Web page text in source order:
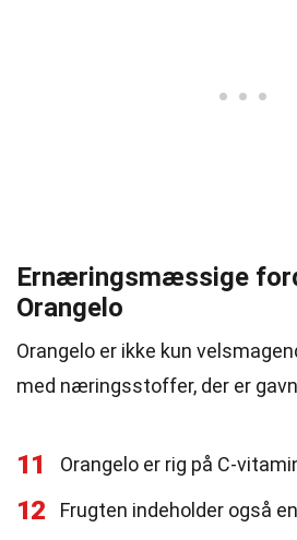
Ernæringsmæssige
Orangelo
Orangelo er ikke kun
med næringsstoffer, der er
11 Orangelo er rig på C-
12 Frugten indeholder også